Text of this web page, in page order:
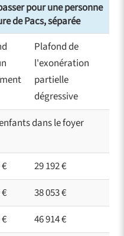
pour une personne
de Pacs, séparée
Plafond de
l'exonération
partielle
dégressive
dans le foyer
29 192 €
38 053 €
46 914 €